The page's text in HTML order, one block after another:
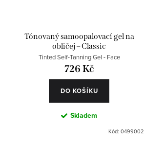
Tónovaný samoopalovací gel na
obličej – Classic
Tinted Self-Tanning Gel - Face
726 Kč
DO KOŠÍKU
Skladem
Kód: 0499002